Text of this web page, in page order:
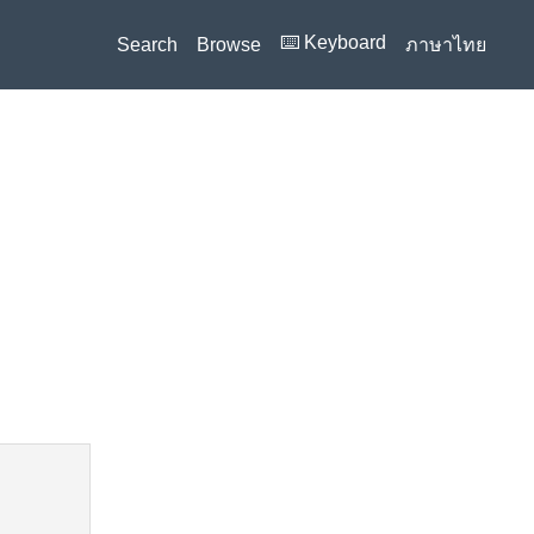
Search Browse ⌨️ Keyboard ภาษาไทย